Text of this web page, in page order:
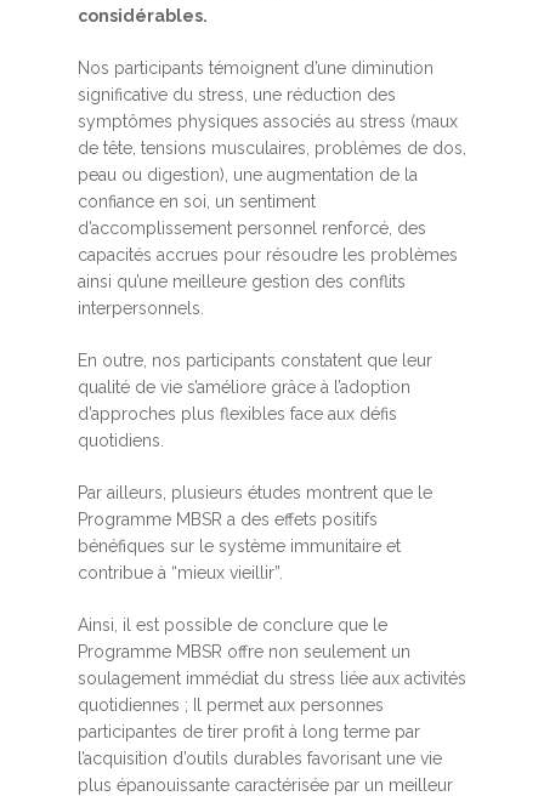
considérables.
Nos participants témoignent d’une diminution
significative du stress, une réduction des
symptômes physiques associés au stress (maux
de tête, tensions musculaires, problèmes de dos,
peau ou digestion), une augmentation de la
confiance en soi, un sentiment
d’accomplissement personnel renforcé, des
capacités accrues pour résoudre les problèmes
ainsi qu’une meilleure gestion des conflits
interpersonnels.
En outre, nos participants constatent que leur
qualité de vie s’améliore grâce à l’adoption
d’approches plus flexibles face aux défis
quotidiens.
Par ailleurs, plusieurs études montrent que le
Programme MBSR a des effets positifs
bénéfiques sur le système immunitaire et
contribue à “mieux vieillir”.
Ainsi, il est possible de conclure que le
Programme MBSR offre non seulement un
soulagement immédiat du stress liée aux activités
quotidiennes ; Il permet aux personnes
participantes de tirer profit à long terme par
l’acquisition d’outils durables favorisant une vie
plus épanouissante caractérisée par un meilleur